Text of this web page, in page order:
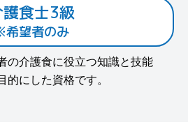
食士3級
望者のみ
の介護食に役立つ知識と技能
にした資格です。